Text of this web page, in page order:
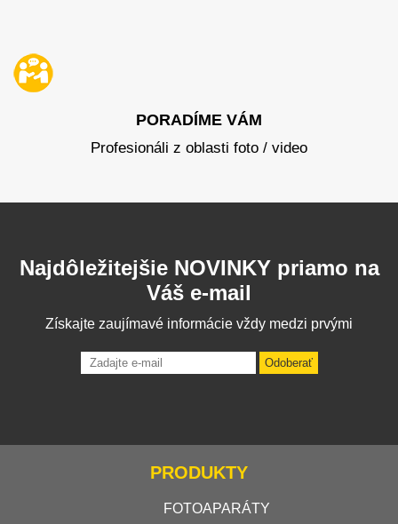
PORADÍME VÁM
Profesionáli z oblasti foto / video
Najdôležitejšie NOVINKY priamo na
Váš e-mail
Získajte zaujímavé informácie vždy medzi prvými
Odoberať
PRODUKTY
FOTOAPARÁTY